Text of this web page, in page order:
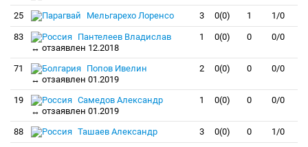
25 Мельгарехо Лоренсо 3 0(0) 1 1/0
83
Пантелеев Владислав
↔ отзаявлен 12.2018
1 0(0) 0 0/0
71
Попов Ивелин
↔ отзаявлен 01.2019
2 0(0) 0 0/0
19
Самедов Александр
↔ отзаявлен 01.2019
1 0(0) 0 0/0
88 Ташаев Александр 3 0(0) 0 1/0